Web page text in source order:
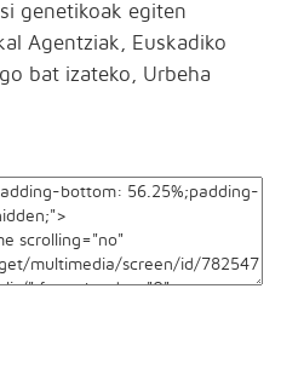
genetikoak egiten
Agentziak, Euskadiko
bat izateko, Urbeha